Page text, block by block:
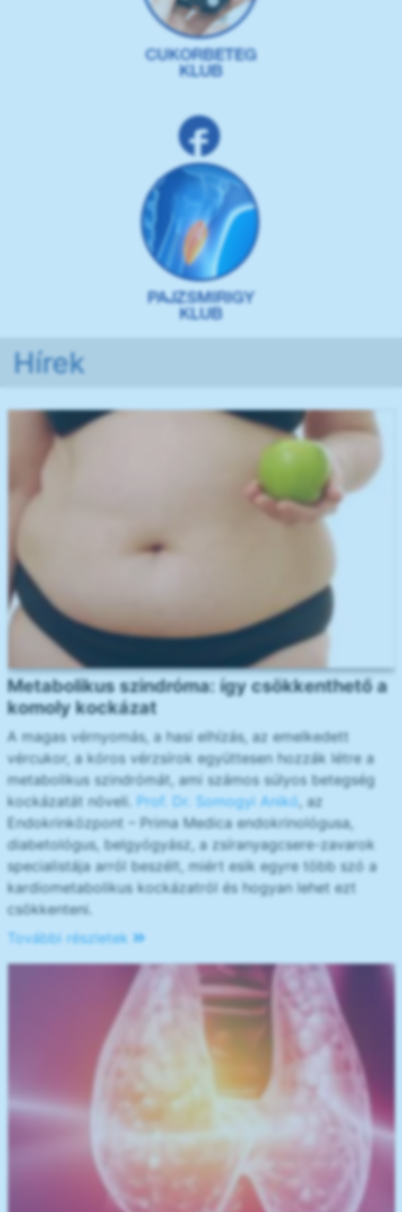
Hírek
Metabolikus szindróma: így csökkenthető a
komoly kockázat
A magas vérnyomás, a hasi elhízás, az emelkedett
vércukor, a kóros vérzsírok együttesen hozzák létre a
metabolikus szindrómát, ami számos súlyos betegség
kockázatát növeli. Prof. Dr. Somogyi Anikó, az
Endokrinközpont – Prima Medica endokrinológusa,
diabetológus, belgyógyász, a zsíranyagcsere-zavarok
specialistája arról beszélt, miért esik egyre több szó a
kardiometabolikus kockázatról és hogyan lehet ezt
csökkenteni.
További részletek